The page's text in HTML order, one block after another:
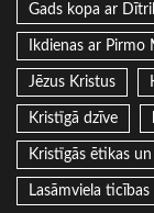
Gads kopa ar
Ikdienas ar Pirmo
Jēzus Kristus
Kristīgā dzīve
Kristīgās ētikas
Lasāmviela ticības